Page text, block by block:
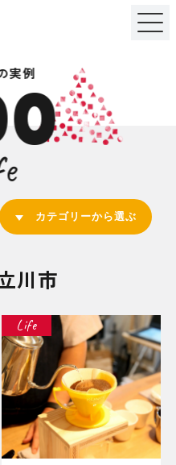
実例
カテゴリーから選ぶ
川市
Life